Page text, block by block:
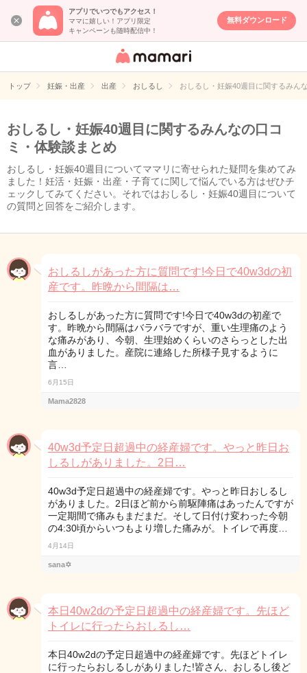
アプリでいつでもアクセス！
ママに嬉しい！アプリ限定
キャンペーンも随時配信中！
無料ダウンロード
女性専用匿名QA
イト
トップ 妊娠・出産 出産 おしるし おしるし・妊娠40週目に関するみん
おしるし・妊娠40週目に関するみんなの口コ
ミ・体験談まとめ
おしるし・妊娠40週目についてママリに寄せられた疑問を集めてみ
ました！妊活・妊娠・出産・子育てに関して悩んでいる方はぜひチ
ェックしてみてください。それではおしるし・妊娠40週目について
の質問と回答をご紹介します。
おしるしがあった方に質問です!今日で40w3dの初
産です。昨晩から間隔は…
おしるしがあった方に質問です!今日で40w3dの初産で
す。昨晩から間隔はバラバラですが、重い生理痛のよう
な痛みがあり、今朝、生理始めくらいのさらっとした出
血がありました。産院に連絡した所様子見するように
言…
6月15日
Mama2828
40w3d予定日超過中の経産婦です。やっと昨日お
しるしがありました。2日…
40w3d予定日超過中の経産婦です。やっと昨日おしるし
がありました。2日ほど前から前駆陣痛はあったんですが
一定期間で痛みもまだまだ。そして日付け変わった今朝
の4:30頃からいつもより増した痛みが。トイレで再度…
4月14日
sana✡
本日40w2dの予定日超過中の経産婦です。先ほど
トイレに行ったらおしるし…
本日40w2dの予定日超過中の経産婦です。先ほどトイレ
に行ったらおしるしがありました!皆さん、おしるし後ど